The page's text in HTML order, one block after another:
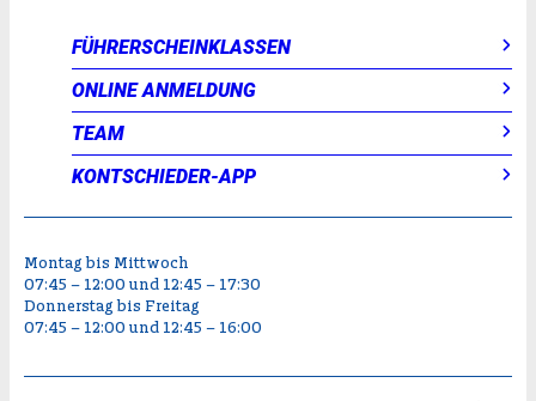
FÜHRERSCHEINKLASSEN
ONLINE ANMELDUNG
TEAM
KONTSCHIEDER-APP
Montag bis Mittwoch
07:45 – 12:00 und 12:45 – 17:30
Donnerstag bis Freitag
07:45 – 12:00 und 12:45 – 16:00